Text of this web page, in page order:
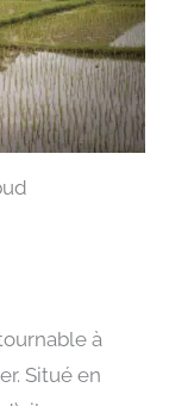
à
Situé en